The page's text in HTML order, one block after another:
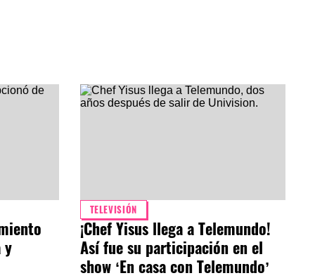
y
TELEVISIÓN
¡Chef Yisus llega a Telemundo!
Así fue su participación en el
show ‘En casa con Telemundo’